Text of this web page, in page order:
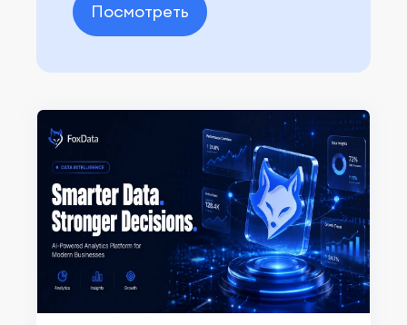
Посмотреть